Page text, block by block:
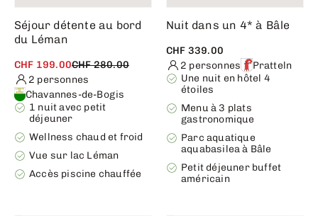
Séjour détente au bord
du Léman
CHF 199.00CHF 280.00
2 personnes
Chavannes-de-Bogis
1 nuit avec petit
déjeuner
Wellness chaud et froid
Vue sur lac Léman
Accès piscine chauffée
Nuit dans un 4* à Bâle
CHF 339.00
2 personnes
Pratteln
Une nuit en hôtel 4
étoiles
Menu à 3 plats
gastronomique
Parc aquatique
aquabasilea à Bâle
Petit déjeuner buffet
américain